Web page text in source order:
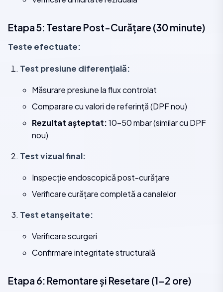
Etapa 5: Testare Post-Curățare (30 minute)
Teste efectuate:
Test presiune diferențială:
Măsurare presiune la flux controlat
Comparare cu valori de referință (DPF nou)
Rezultat așteptat:10-50 mbar (similar cu DPF
nou)
Test vizual final:
Inspecție endoscopică post-curățare
Verificare curățare completă a canalelor
Test etanșeitate:
Verificare scurgeri
Confirmare integritate structurală
Etapa 6: Remontare și Resetare (1-2 ore)